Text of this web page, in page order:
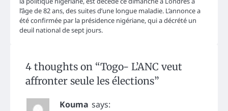
l’âge de 82 ans, des suites d’une longue maladie. L’annonce a
été confirmée par la présidence nigériane, qui a décrété un
deuil national de sept jours.
4 thoughts on “Togo- L’ANC veut
affronter seule les élections”
Kouma says: